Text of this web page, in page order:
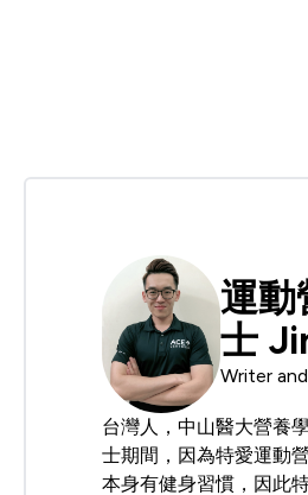
運動
士
Writer
台灣人，中山醫大營養
士期間，因為特愛運動
本身有健身習慣，因此